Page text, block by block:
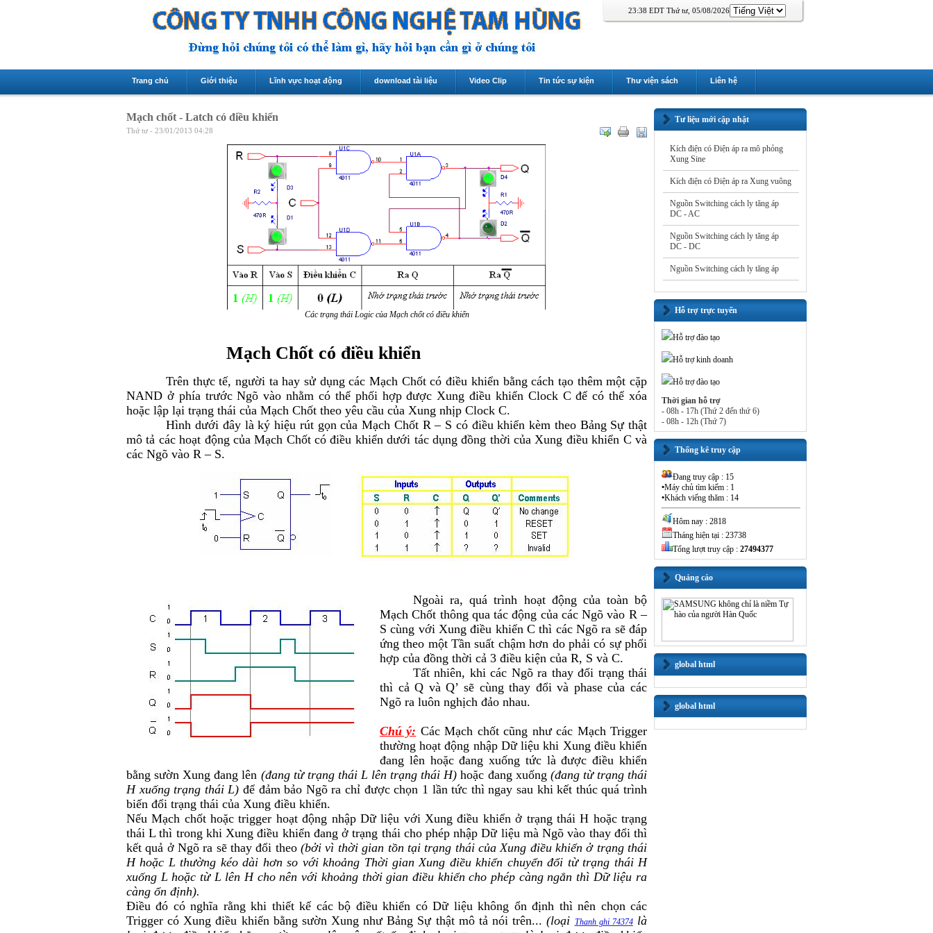
23:38 EDT Thứ tư, 05/08/2026
Trang chủ Giới thiệu Lĩnh vực hoạt động download tài liệu Video Clip Tin tức sự kiện Thư viện sách Liên hệ
Mạch chốt - Latch có điều khiển
Thứ tư - 23/01/2013 04:28
Các trạng thái Logic của Mạch chốt có điều khiển
Mạch Chốt có điều khiển
Trên thực tế, người ta hay sử dụng các Mạch Chốt có điều khiển bằng cách tạo thêm một cặp
NAND ở phía trước Ngõ vào nhằm có thể phối hợp được Xung điều khiển Clock C để có thể xóa
hoặc lập lại trạng thái của Mạch Chốt theo yêu cầu của Xung nhịp Clock C.
Hình dưới đây là ký hiệu rút gọn của Mạch Chốt R – S có điều khiển kèm theo Bảng Sự thật
mô tả các hoạt động của Mạch Chốt có điều khiển dưới tác dụng đồng thời của Xung điều khiển C và
các Ngõ vào R – S.
Ngoài ra, quá trình hoạt động của toàn bộ
Mạch Chốt thông qua tác động của các Ngõ vào R –
S cùng với Xung điều khiển C thì các Ngõ ra sẽ đáp
ứng theo một Tần suất chậm hơn do phải có sự phối
hợp của đồng thời cả 3 điều kiện của R, S và C.
Tất nhiên, khi các Ngõ ra thay đổi trạng thái
thì cả Q và Q’ sẽ cùng thay đổi và phase của các
Ngõ ra luôn nghịch đảo nhau.
Chú ý: Các Mạch chốt cũng như các Mạch Trigger
thường hoạt động nhập Dữ liệu khi Xung điều khiển
đang lên hoặc đang xuống tức là được điều khiển
bằng sườn Xung đang lên (đang từ trạng thái L lên trạng thái H) hoặc đang xuống (đang từ trạng thái
H xuống trạng thái L) để đảm bảo Ngõ ra chỉ được chọn 1 lần tức thì ngay sau khi kết thúc quá trình
biến đổi trạng thái của Xung điều khiển.
Nếu Mạch chốt hoặc trigger hoạt động nhập Dữ liệu với Xung điều khiển ở trạng thái H hoặc trạng
thái L thì trong khi Xung điều khiển đang ở trạng thái cho phép nhập Dữ liệu mà Ngõ vào thay đổi thì
kết quả ở Ngõ ra sẽ thay đổi theo(bởi vì thời gian tồn tại trạng thái của Xung điều khiển ở trạng thái
H hoặc L thường kéo dài hơn so với khoảng Thời gian Xung điều khiển chuyển đổi từ trạng thái H
xuống L hoặc từ L lên H cho nên với khoảng thời gian điều khiển cho phép càng ngắn thì Dữ liệu ra
càng ổn định).
Điều đó có nghĩa rằng khi thiết kế các bộ điều khiển có Dữ liệu không ổn định thì nên chọn các
Trigger có Xung điều khiển bằng sườn Xung như Bảng Sự thật mô tả nói trên...(loại Thanh ghi 74374là
Tư liệu mới cập nhật
Kích điện có Điện áp ra mô phỏng
Xung Sine
Kích điện có Điện áp ra Xung vuông
Nguồn Switching cách ly tăng áp
DC - AC
Nguồn Switching cách ly tăng áp
DC - DC
Nguồn Switching cách ly tăng áp
Hỗ trợ trực tuyến
Hỗ trợ đào tạo
Hỗ trợ kinh doanh
Hỗ trợ đào tạo
Thời gian hỗ trợ
- 08h - 17h (Thứ 2 đến thứ 6)
- 08h - 12h (Thứ 7)
Thống kê truy cập
Đang truy cập : 15
•Máy chủ tìm kiếm : 1
•Khách viếng thăm : 14
Hôm nay : 2818
Tháng hiện tại : 23738
Tổng lượt truy cập : 27494377
Quảng cáo
global html
global html